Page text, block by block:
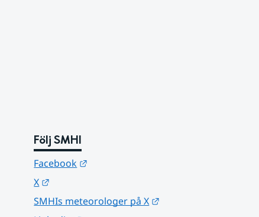
Följ SMHI
Facebook
X
SMHIs meteorologer på X